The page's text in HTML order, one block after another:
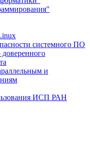
системного ПО
доверенного
и
ИСП РАН